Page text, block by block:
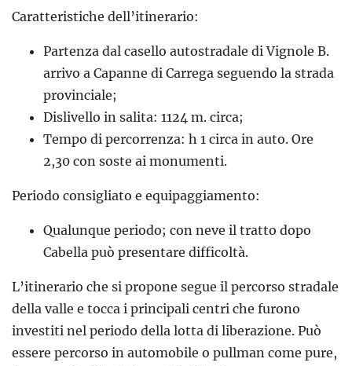
Caratteristiche dell’itinerario:
Partenza dal casello autostradale di Vignole B.
arrivo a Capanne di Carrega seguendo la strada
provinciale;
Dislivello in salita: 1124 m. circa;
Tempo di percorrenza: h 1 circa in auto. Ore
2,30 con soste ai monumenti.
Periodo consigliato e equipaggiamento:
Qualunque periodo; con neve il tratto dopo
Cabella può presentare difficoltà.
L’itinerario che si propone segue il percorso stradale
della valle e tocca i principali centri che furono
investiti nel periodo della lotta di liberazione. Può
essere percorso in automobile o pullman come pure,